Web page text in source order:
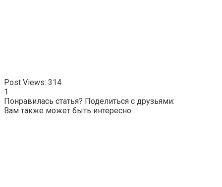
Post Views: 314
1
Понравилась статья? Поделиться с друзьями:
Вам также может быть интересно
Ржу не переставая, это видео пересмотришь не раз
Ролик длится пару секунд, но вы будете в шоке от